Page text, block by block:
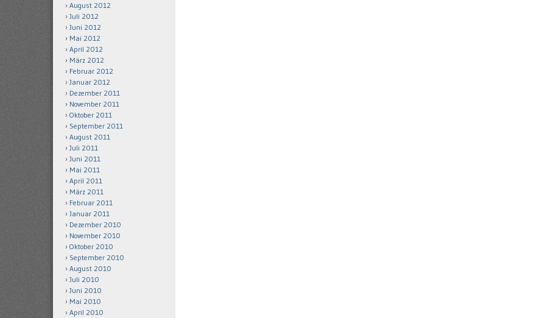
August 2012
Juli 2012
Juni 2012
Mai 2012
April 2012
März 2012
Februar 2012
Januar 2012
Dezember 2011
November 2011
Oktober 2011
September 2011
August 2011
Juli 2011
Juni 2011
Mai 2011
April 2011
März 2011
Februar 2011
Januar 2011
Dezember 2010
November 2010
Oktober 2010
September 2010
August 2010
Juli 2010
Juni 2010
Mai 2010
April 2010